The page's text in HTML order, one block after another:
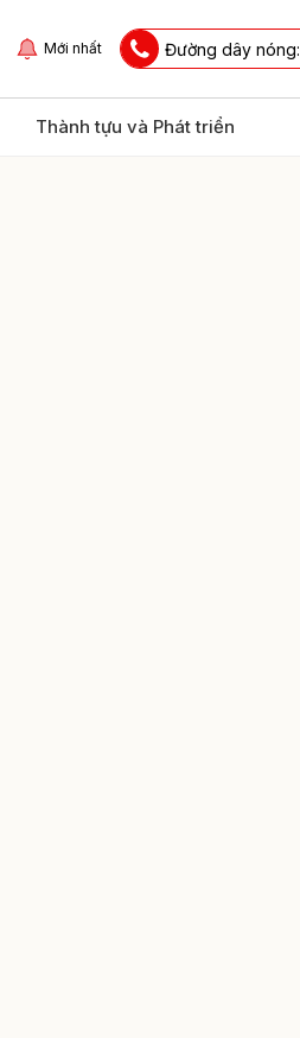
Mới nhất Đường dây nóng:
Thành tựu và Phát triển